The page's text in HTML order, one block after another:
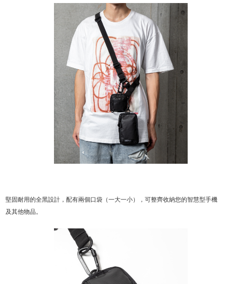
堅固耐用的全黑設計，配有兩個口袋（一大一小），可整齊收納您的智慧型手機
及其他物品。